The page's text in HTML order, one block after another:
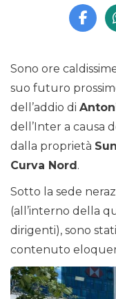
Sono ore
suo futuro
dell’addio di
dell’Inter a causa
dalla proprietà
Curva Nord.
Sotto la sede
(all’interno della
dirigenti), sono
contenuto